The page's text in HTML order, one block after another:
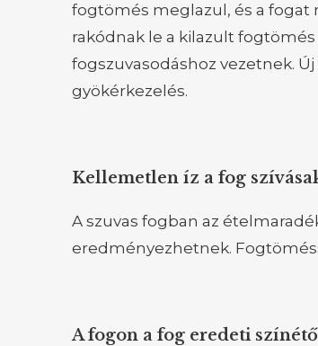
fogtömés meglazul, és a
rakódnak le a kilazult
fogszuvasodáshoz vezetnek.
gyökérkezelés.
Kellemetlen íz a fog
A szuvas fogban az
eredményezhetnek.
A fogon a fog eredeti